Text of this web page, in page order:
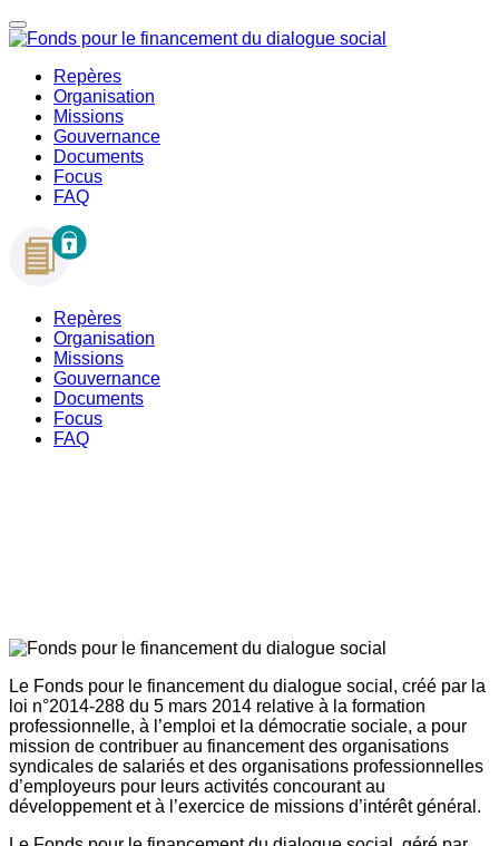
Repères
Organisation
Missions
Gouvernance
Documents
Focus
FAQ
Repères
Organisation
Missions
Gouvernance
Documents
Focus
FAQ
Le Fonds pour le financement du dialogue social, créé par la
loi n°2014-288 du 5 mars 2014 relative à la formation
professionnelle, à l’emploi et la démocratie sociale, a pour
mission de contribuer au financement des organisations
syndicales de salariés et des organisations professionnelles
d’employeurs pour leurs activités concourant au
développement et à l’exercice de missions d’intérêt général.